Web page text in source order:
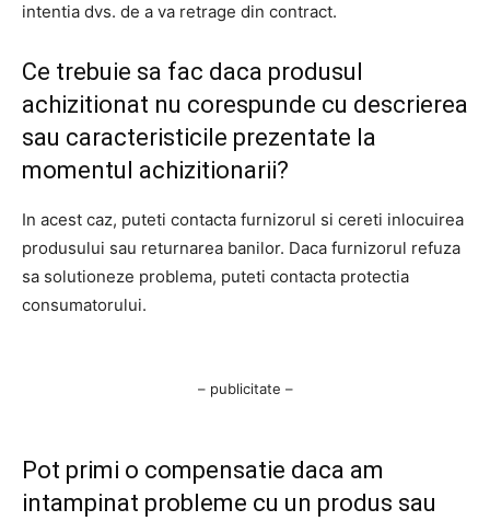
intentia dvs. de a va retrage din contract.
Ce trebuie sa fac daca produsul
achizitionat nu corespunde cu descrierea
sau caracteristicile prezentate la
momentul achizitionarii?
In acest caz, puteti contacta furnizorul si cereti inlocuirea
produsului sau returnarea banilor. Daca furnizorul refuza
sa solutioneze problema, puteti contacta protectia
consumatorului.
– publicitate –
Pot primi o compensatie daca am
intampinat probleme cu un produs sau